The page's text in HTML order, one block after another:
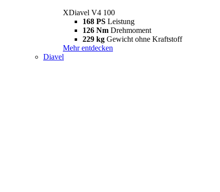
XDiavel V4 100
168 PS Leistung
126 Nm Drehmoment
229 kg Gewicht ohne Kraftstoff
Mehr entdecken
Diavel